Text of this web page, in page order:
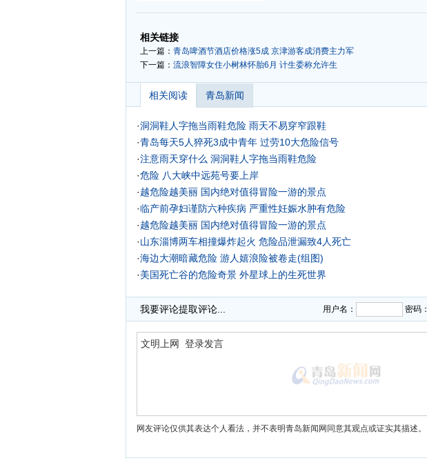
-
相关链接
上一篇： 青岛啤酒节酒店价格涨5成 京津游客成消费主力军
下一篇： 流浪智障女住小树林怀胎6月 计生委称允许生
相关阅读 青岛新闻
·洞洞鞋人字拖当雨鞋危险 雨天不易穿窄跟鞋
·青岛每天5人猝死3成中青年 过劳10大危险信号
·注意雨天穿什么 洞洞鞋人字拖当雨鞋危险
·危险 八大峡中远苑号要上岸
·越危险越美丽 国内绝对值得冒险一游的景点
·临产前孕妇谨防六种疾病 严重性妊娠水肿有危险
·越危险越美丽 国内绝对值得冒险一游的景点
·山东淄博两车相撞爆炸起火 危险品泄漏致4人死亡
·海边大潮暗藏危险 游人嬉浪险被卷走(组图)
·美国死亡谷的危险奇景 外星球上的生死世界
我要评论提取评论... 用户名： 密码：
网友评论仅供其表达个人看法，并不表明青岛新闻网同意其观点或证实其描述。